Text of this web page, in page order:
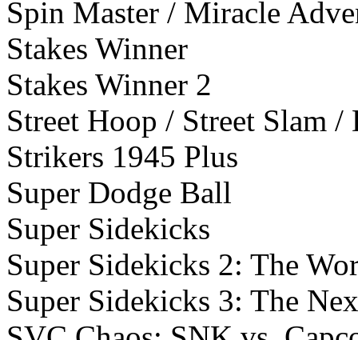
Spin Master / Miracle
Stakes Winner
Stakes Winner 2
Street Hoop / Street Slam /
Strikers 1945 Plus
Super Dodge Ball
Super Sidekicks
Super Sidekicks 2: The
Super Sidekicks 3: The